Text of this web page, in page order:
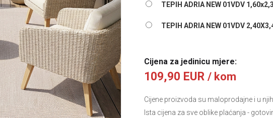
TEPIH ADRIA NEW 01VDV
TEPIH ADRIA NEW 01VDV
Cijena za jedinicu mjere:
109,90 EUR / kom
Cijene proizvoda su maloprodajne i u
Ista cijena za sve oblike plaćanja -